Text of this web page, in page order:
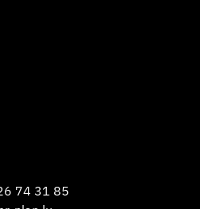
74 31 85